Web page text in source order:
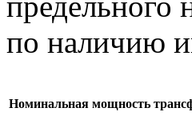
по наличию
Номинальная мощность